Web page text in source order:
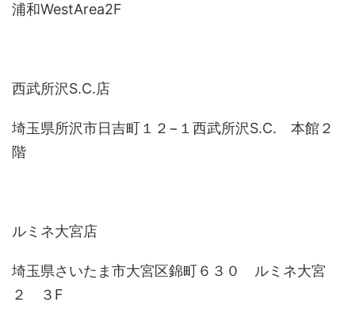
浦和WestArea2F
西武所沢S.C.店
埼玉県所沢市日吉町１２−１西武所沢S.C. 本館２
階
ルミネ大宮店
埼玉県さいたま市大宮区錦町６３０ ルミネ大宮
２ ３F